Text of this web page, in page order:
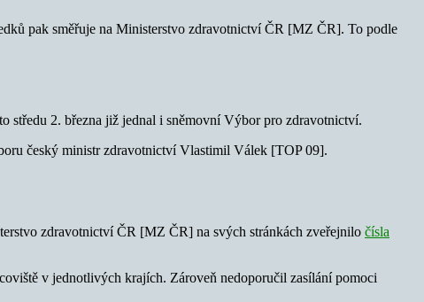
pak směřuje na Ministerstvo zdravotnictví ČR [MZ ČR]. To podle
středu 2. března již jednal i sněmovní Výbor pro zdravotnictví.
český ministr zdravotnictví Vlastimil Válek [TOP 09].
zdravotnictví ČR [MZ ČR] na svých stránkách zveřejnilo čísla
v jednotlivých krajích. Zároveň nedoporučil zasílání pomoci